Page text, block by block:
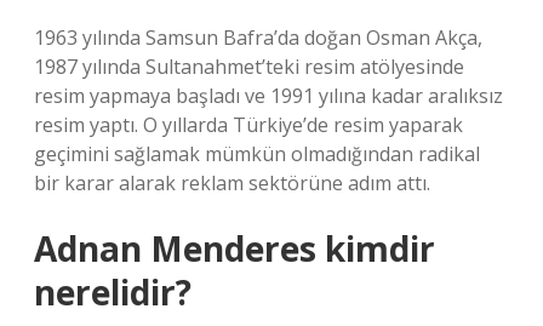
1963 yılında Samsun Bafra’da doğan Osman Akça,
1987 yılında Sultanahmet’teki resim atölyesinde
resim yapmaya başladı ve 1991 yılına kadar aralıksız
resim yaptı. O yıllarda Türkiye’de resim yaparak
geçimini sağlamak mümkün olmadığından radikal
bir karar alarak reklam sektörüne adım attı.
Adnan Menderes kimdir
nerelidir?